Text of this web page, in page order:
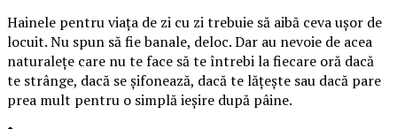
Hainele pentru viața de zi cu zi trebuie să aibă ceva ușor de
locuit. Nu spun să fie banale, deloc. Dar au nevoie de acea
naturalețe care nu te face să te întrebi la fiecare oră dacă
te strânge, dacă se șifonează, dacă te lățește sau dacă pare
prea mult pentru o simplă ieșire după pâine.